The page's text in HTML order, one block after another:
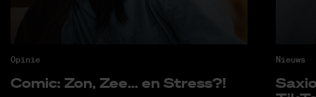
Opinie
Co­mic: Zon, Zee... en Stress?!
Nieuws